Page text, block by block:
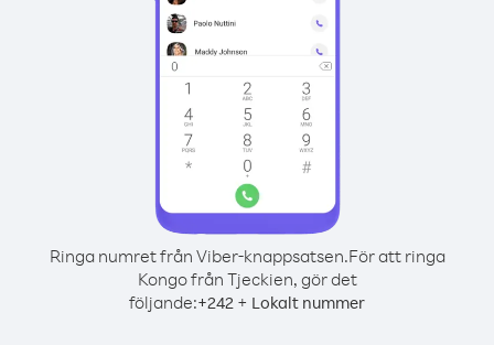
Ringa numret från Viber-knappsatsen.För att ringa
Kongo från Tjeckien, gör det
följande:+242 + Lokalt nummer